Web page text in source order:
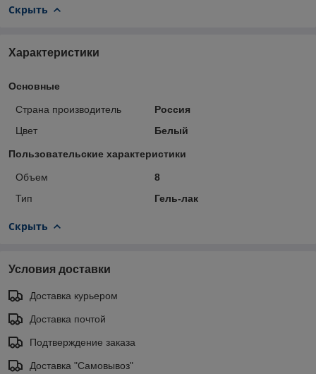
Скрыть
Характеристики
Основные
Страна производитель
Россия
Цвет
Белый
Пользовательские характеристики
Объем
8
Тип
Гель-лак
Скрыть
Условия доставки
Доставка курьером
Доставка почтой
Подтверждение заказа
Доставка "Самовывоз"